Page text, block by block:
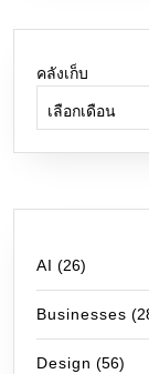
คลังเก็บ
AI (26)
Businesses
Design (56)